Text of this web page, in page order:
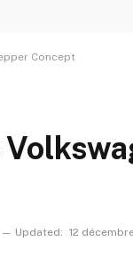
Concept
Updated: 12